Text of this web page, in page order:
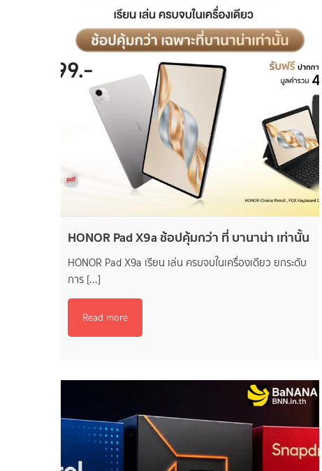
HONOR Pad X9a ช้อปคุ้มกว่า ที่ บานาน่า เท่านั้น
HONOR Pad X9a เรียน เล่น ครบจบในเครื่องเดียว ยกระดับ
การ [...]
Read more